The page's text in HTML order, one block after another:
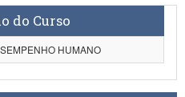
do Curso
HUMANO